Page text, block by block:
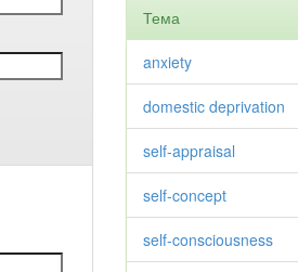
Тема
anxiety
domestic deprivation
self-appraisal
self-concept
self-consciousness